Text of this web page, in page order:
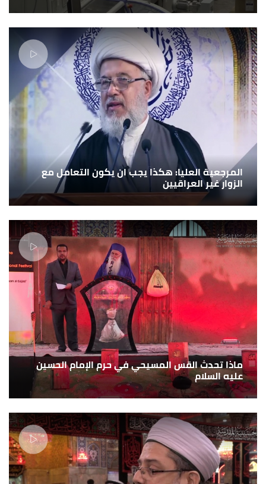
المرجعية العليا: هكذا يجب ان يكون التعامل مع
الزوار غير العراقيين
ماذا تحدث القس المسيحي في حرم الإمام الحسين
عليه السلام